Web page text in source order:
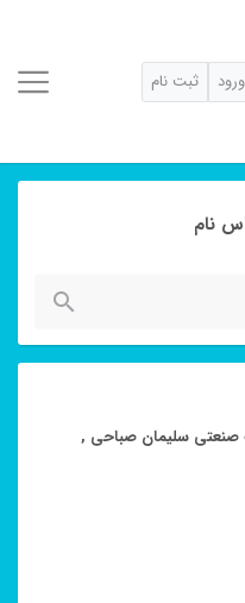
ورود ثبت نام
نام
صنعتی سلیمان صباحی ,